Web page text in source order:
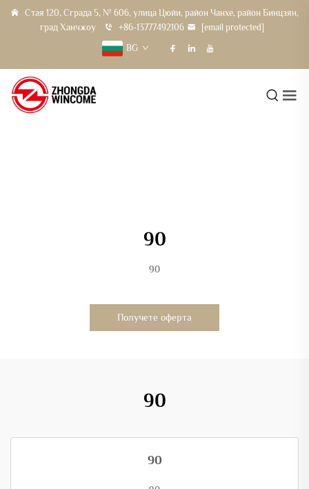
Стая 120, Сграда 5, № 606, улица Цюйи, район Чанхе, район Бинцзян,
град Ханчжоу
+86-13777492106
[email protected]
BG
90
90
Получете оферта
90
90